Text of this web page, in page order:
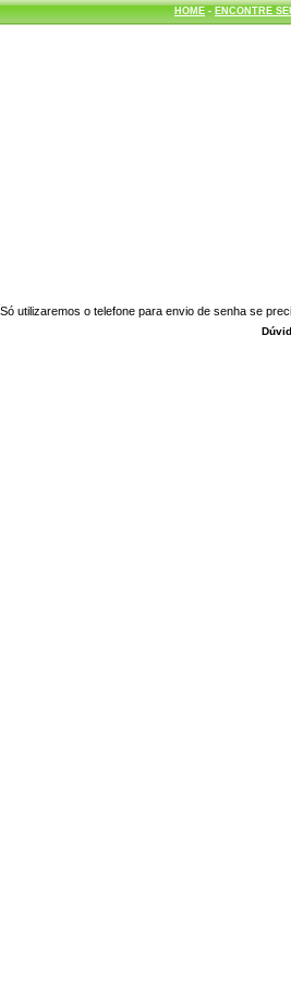
HOME- ENCONTRE
Só utilizaremos o telefone para envio de senha se